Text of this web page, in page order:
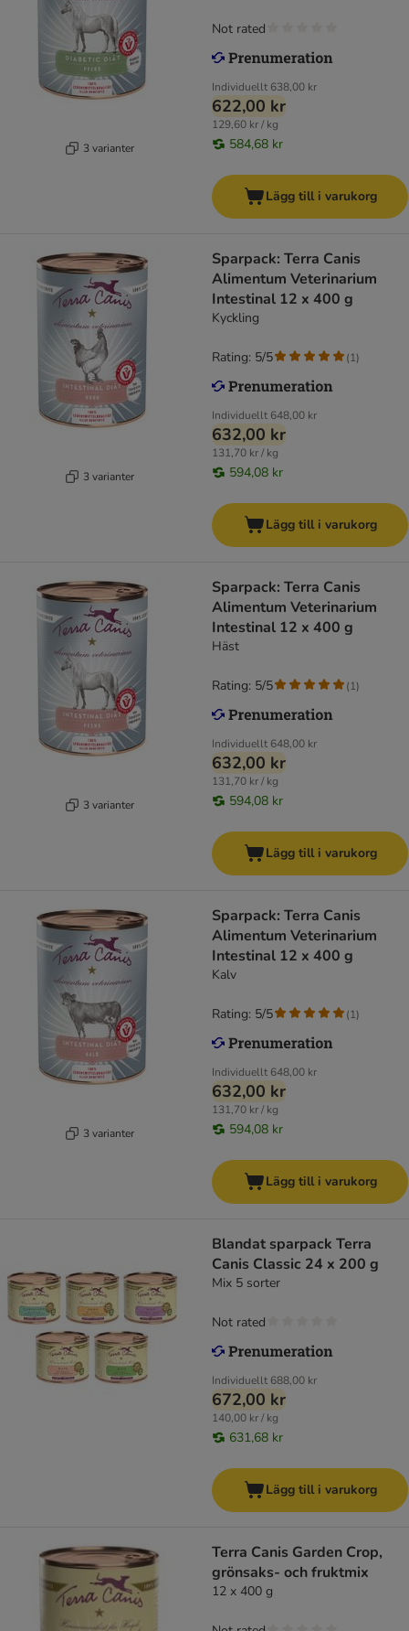
3 varianter
Individuellt 638,00 kr
622,00 kr
129,60 kr / kg
584,68 kr
Not rated
Lägg till i varukorg
3 varianter
Sparpack: Terra Canis
Alimentum Veterinarium
Intestinal 12 x 400 g
Kyckling
Individuellt 648,00 kr
632,00 kr
131,70 kr / kg
594,08 kr
Rating: 5/5 (1)
Lägg till i varukorg
3 varianter
Sparpack: Terra Canis
Alimentum Veterinarium
Intestinal 12 x 400 g
Häst
Individuellt 648,00 kr
632,00 kr
131,70 kr / kg
594,08 kr
Rating: 5/5 (1)
Lägg till i varukorg
3 varianter
Sparpack: Terra Canis
Alimentum Veterinarium
Intestinal 12 x 400 g
Kalv
Individuellt 648,00 kr
632,00 kr
131,70 kr / kg
594,08 kr
Rating: 5/5 (1)
Lägg till i varukorg
Blandat sparpack Terra
Canis Classic 24 x 200 g
Mix 5 sorter
Individuellt 688,00 kr
672,00 kr
140,00 kr / kg
631,68 kr
Not rated
Lägg till i varukorg
Terra Canis Garden Crop,
grönsaks- och fruktmix
12 x 400 g